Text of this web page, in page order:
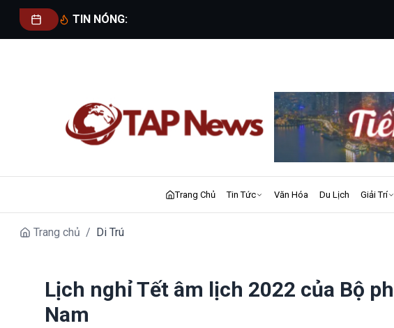
TIN NÓNG:
Trang Chủ Tin Tức Văn Hóa Du Lịch Giải Trí
Trang chủ / Di Trú
Lịch nghỉ Tết âm lịch 2022 của Bộ
Nam